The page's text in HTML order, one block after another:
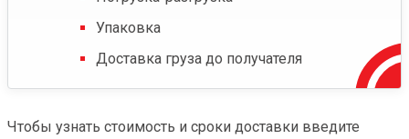
Упаковка
Доставка груза до получателя
Чтобы узнать стоимость и сроки доставки введите